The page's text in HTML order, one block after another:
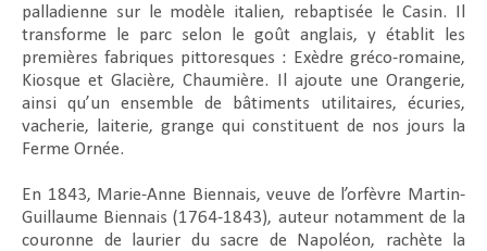
palladienne sur le modèle italien, rebaptisée le Casin. Il
transforme le parc selon le goût anglais, y établit les
premières fabriques pittoresques : Exèdre gréco-romaine,
Kiosque et Glacière, Chaumière. Il ajoute une Orangerie,
ainsi qu’un ensemble de bâtiments utilitaires, écuries,
vacherie, laiterie, grange qui constituent de nos jours la
Ferme Ornée.
En 1843, Marie-Anne Biennais, veuve de l’orfèvre Martin-
Guillaume Biennais (1764-1843), auteur notamment de la
couronne de laurier du sacre de Napoléon, rachète la